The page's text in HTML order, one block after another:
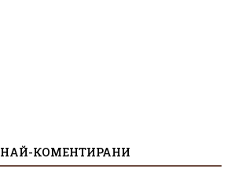
НАЙ-КОМЕНТИРАНИ